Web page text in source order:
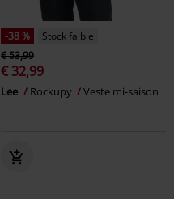
-38 %
Stock faible
€ 53,99
€ 32,99
Lee Rockupy Veste mi-saison